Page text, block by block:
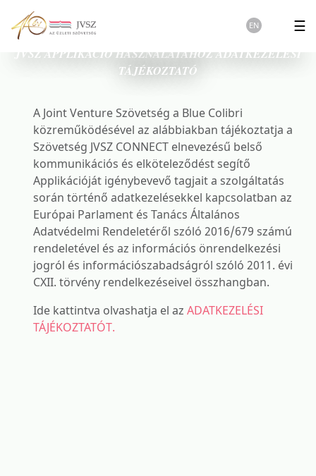
☰
EN
JVSZ APPLIKÁCIÓ HASZNÁLATÁHOZ ADATKEZELÉSI
TÁJÉKOZTATÓ
A Joint Venture Szövetség a Blue Colibri
közreműködésével az alábbiakban tájékoztatja a
Szövetség JVSZ CONNECT elnevezésű belső
kommunikációs és elköteleződést segítő
Applikációját igénybevevő tagjait a szolgáltatás
során történő adatkezelésekkel kapcsolatban az
Európai Parlament és Tanács Általános
Adatvédelmi Rendeletéről szóló 2016/679 számú
rendeletével és az információs önrendelkezési
jogról és információszabadságról szóló 2011. évi
CXII. törvény rendelkezéseivel összhangban.
Ide kattintva olvashatja el az ADATKEZELÉSI
TÁJÉKOZTATÓT.